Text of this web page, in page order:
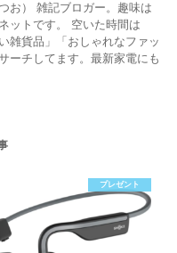
お） 雑記ブロガー。趣味は
ットです。 空いた時間は
雑貨品」「おしゃれなファッ
ーチしてます。最新家電にも
プレゼント